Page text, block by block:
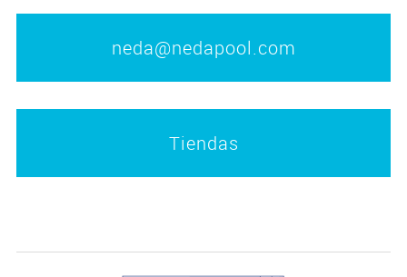
neda@nedapool.com
Tiendas